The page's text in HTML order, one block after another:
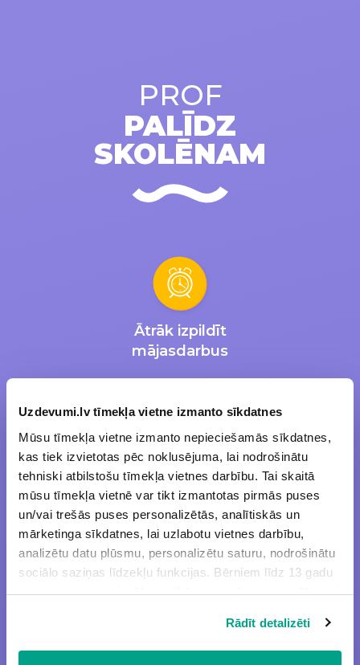
Uzdevumi.lv tīmekļa vietne izmanto sīkdatnes
Mūsu tīmekļa vietne izmanto nepieciešamās sīkdatnes,
kas tiek izvietotas pēc noklusējuma, lai nodrošinātu
tehniski atbilstošu tīmekļa vietnes darbību. Tai skaitā
mūsu tīmekļa vietnē var tikt izmantotas pirmās puses
un/vai trešās puses personalizētās, analītiskās un
mārketinga sīkdatnes, lai uzlabotu vietnes darbību,
analizētu datu plūsmu, personalizētu saturu, nodrošinātu
sociālo saziņas līdzekļu funkcijas. Bērniem līdz 13 gadu
vecumam pirms izvēles veikšanas ir jāprasa vecāka vai
Spiežot uz pogas “Apstiprināt visas”, Jūs piekrītat visām
sīkdatnēm, kas atrodas šajā tīmekļa vietnē, ieskaitot
Rādīt detalizēti
PROF
PALĪDZ
SKOLĒNAM
Ātrāk izpildīt
mājasdarbus
Iegūt labākas
sekmes
Efektīvāk apgūt